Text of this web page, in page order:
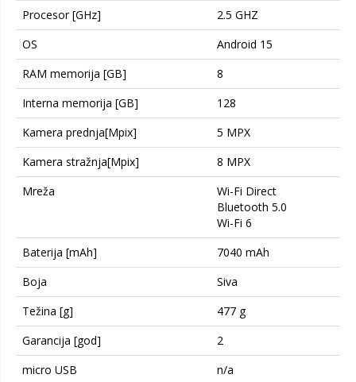
Procesor [GHz]
2.5 GHZ
OS
Android 15
RAM memorija [GB]
8
Interna memorija [GB]
128
Kamera prednja[Mpix]
5 MPX
Kamera stražnja[Mpix]
8 MPX
Mreža
Wi-Fi Direct
Bluetooth 5.0
Wi-Fi 6
Baterija [mAh]
7040 mAh
Boja
Siva
Težina [g]
477 g
Garancija [god]
2
micro USB
n/a